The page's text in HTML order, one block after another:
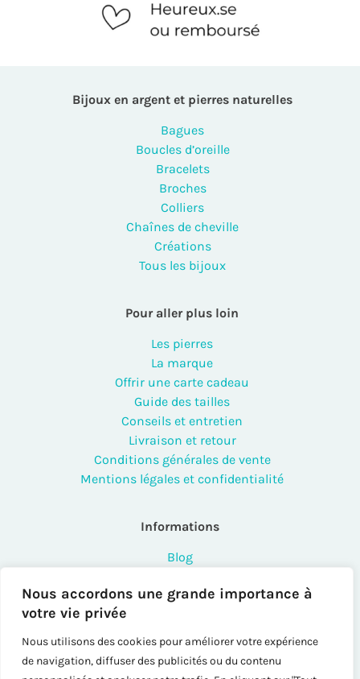
Nous accordons une grande importance à
votre vie privée
Nous utilisons des cookies pour améliorer votre expérience
de navigation, diffuser des publicités ou du contenu
Bijoux en argent et pierres naturelles
Bagues
Boucles d’oreille
Bracelets
Broches
Colliers
Chaînes de cheville
Créations
Tous les bijoux
Pour aller plus loin
Les pierres
La marque
Offrir une carte cadeau
Guide des tailles
Conseils et entretien
Livraison et retour
Conditions générales de vente
Mentions légales et confidentialité
Informations
Blog
Contact
Créateurs et professionnels
Instashop
Sitemap